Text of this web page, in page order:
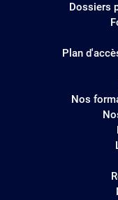
Dossiers
Plan
Nos